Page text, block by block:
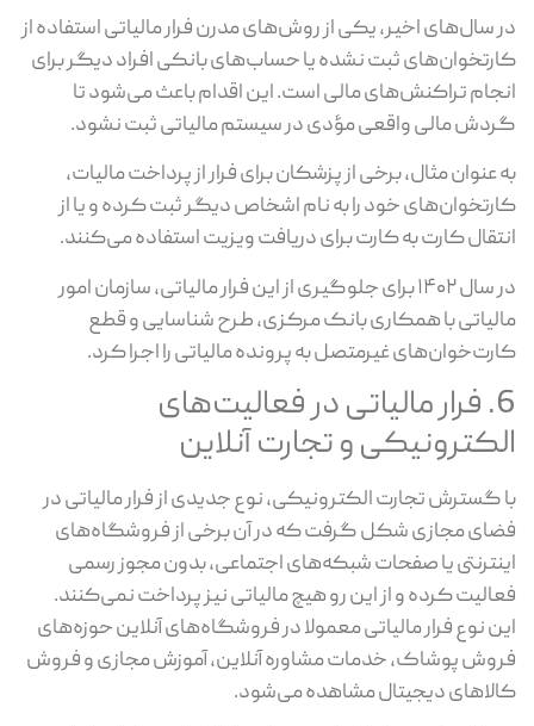
در سال‌های اخیر، یکی از روش‌های مدرن فرار مالیاتی استفاده از
کارتخوان‌های ثبت نشده یا حساب‌های بانکی افراد دیگر برای
انجام تراکنش‌های مالی است. این اقدام باعث می‌شود تا
گردش مالی واقعی مؤدی در سیستم مالیاتی ثبت نشود.
به عنوان مثال، برخی از پزشکان برای فرار از پرداخت مالیات،
کارتخوان‌های خود را به نام اشخاص دیگر ثبت کرده و یا از
انتقال کارت به کارت برای دریافت ویزیت استفاده می‌کنند.
در سال ۱۴۰۲ برای جلوگیری از این فرار مالیاتی، سازمان امور
مالیاتی با همکاری بانک مرکزی، طرح شناسایی و قطع
کارت‌خوان‌های غیرمتصل به پرونده مالیاتی را اجرا کرد.
6. فرار مالیاتی در فعالیت‌های
الکترونیکی و تجارت آنلاین
با گسترش تجارت الکترونیکی، نوع جدیدی از فرار مالیاتی در
فضای مجازی شکل گرفت که در آن برخی از فروشگاه‌های
اینترنتی یا صفحات شبکه‌های اجتماعی، بدون مجوز رسمی
فعالیت کرده و از این رو هیچ مالیاتی نیز پرداخت نمی‌کنند.
این نوع فرار مالیاتی معمولا در فروشگاه‌های آنلاین حوزه‌های
فروش پوشاک، خدمات مشاوره آنلاین، آموزش مجازی و فروش
کالاهای دیجیتال مشاهده می‌شود.